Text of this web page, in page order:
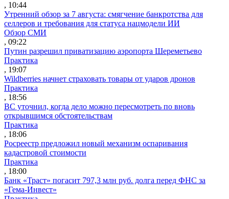
, 10:44
Утренний обзор за 7 августа: смягчение банкротства для
селлеров и требования для статуса нацмодели ИИ
Обзор СМИ
, 09:22
Путин разрешил приватизацию аэропорта Шереметьево
Практика
, 19:07
Wildberries начнет страховать товары от ударов дронов
Практика
, 18:56
ВС уточнил, когда дело можно пересмотреть по вновь
открывшимся обстоятельствам
Практика
, 18:06
Росреестр предложил новый механизм оспаривания
кадастровой стоимости
Практика
, 18:00
Банк «Траст» погасит 797,3 млн руб. долга перед ФНС за
«Гема-Инвест»